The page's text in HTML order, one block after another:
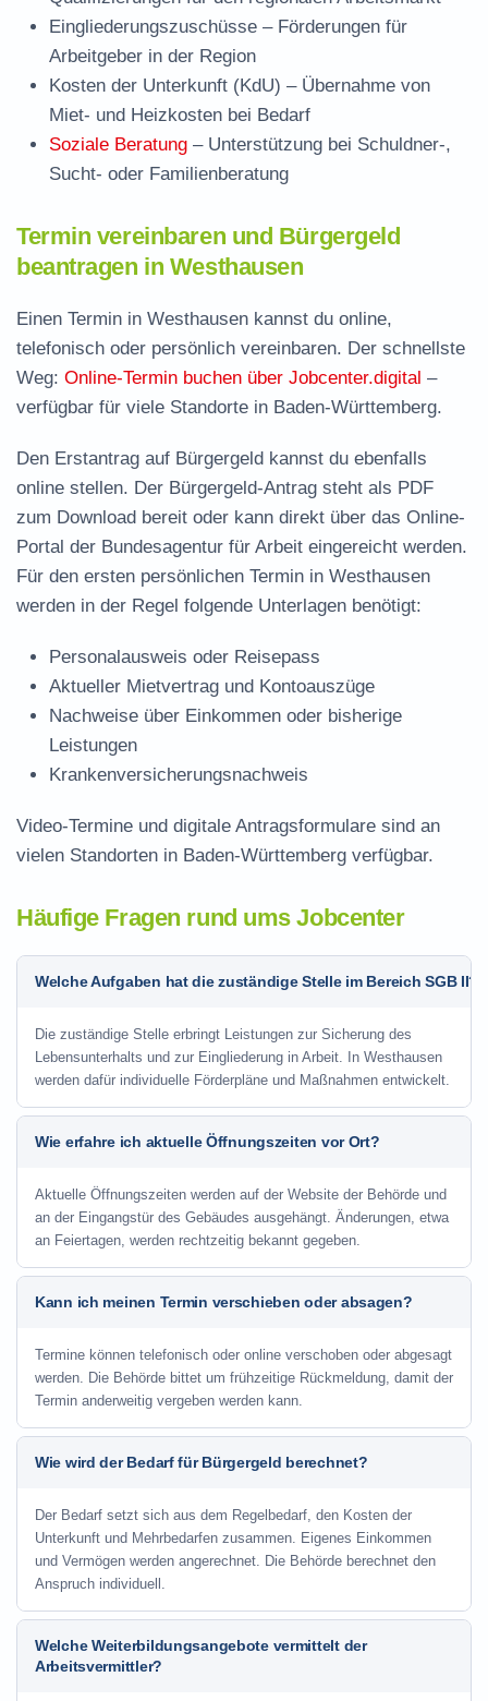
Eingliederungszuschüsse – Förderungen für
Arbeitgeber in der Region
Kosten der Unterkunft (KdU) – Übernahme von
Miet- und Heizkosten bei Bedarf
Soziale Beratung – Unterstützung bei Schuldner-,
Sucht- oder Familienberatung
Termin vereinbaren und Bürgergeld
beantragen in Westhausen
Einen Termin in Westhausen kannst du online,
telefonisch oder persönlich vereinbaren. Der schnellste
Weg: Online-Termin buchen über Jobcenter.digital –
verfügbar für viele Standorte in Baden-Württemberg.
Den Erstantrag auf Bürgergeld kannst du ebenfalls
online stellen. Der Bürgergeld-Antrag steht als PDF
zum Download bereit oder kann direkt über das Online-
Portal der Bundesagentur für Arbeit eingereicht werden.
Für den ersten persönlichen Termin in Westhausen
werden in der Regel folgende Unterlagen benötigt:
Personalausweis oder Reisepass
Aktueller Mietvertrag und Kontoauszüge
Nachweise über Einkommen oder bisherige
Leistungen
Krankenversicherungsnachweis
Video-Termine und digitale Antragsformulare sind an
vielen Standorten in Baden-Württemberg verfügbar.
Häufige Fragen rund ums Jobcenter
Welche Aufgaben hat die zuständige Stelle im Bereich SGB II?
Die zuständige Stelle erbringt Leistungen zur Sicherung des
Lebensunterhalts und zur Eingliederung in Arbeit. In Westhausen
werden dafür individuelle Förderpläne und Maßnahmen entwickelt.
Wie erfahre ich aktuelle Öffnungszeiten vor Ort?
Aktuelle Öffnungszeiten werden auf der Website der Behörde und
an der Eingangstür des Gebäudes ausgehängt. Änderungen, etwa
an Feiertagen, werden rechtzeitig bekannt gegeben.
Kann ich meinen Termin verschieben oder absagen?
Termine können telefonisch oder online verschoben oder abgesagt
werden. Die Behörde bittet um frühzeitige Rückmeldung, damit der
Termin anderweitig vergeben werden kann.
Wie wird der Bedarf für Bürgergeld berechnet?
Der Bedarf setzt sich aus dem Regelbedarf, den Kosten der
Unterkunft und Mehrbedarfen zusammen. Eigenes Einkommen
und Vermögen werden angerechnet. Die Behörde berechnet den
Anspruch individuell.
Welche Weiterbildungsangebote vermittelt der
Arbeitsvermittler?